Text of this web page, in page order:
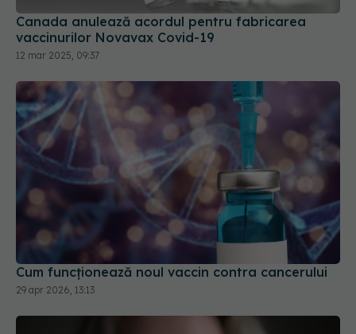
12 mar 2025, 09:37
Cum funcționează noul vaccin contra cancerului
29 apr 2026, 13:13